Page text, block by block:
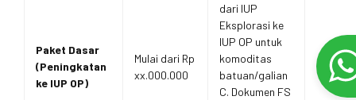
Paket Dasar
(Peningkatan
ke IUP OP)
Mulai dari Rp
xx.000.000
dari IUP
Eksplorasi ke
IUP OP untuk
komoditas
batuan/galian
C. Dokumen FS